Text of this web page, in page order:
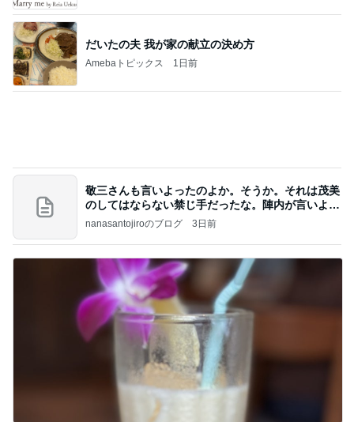
だいたの夫 我が家の献立の決め方
Amebaトピックス 1日前
敬三さんも言いよったのよか。そうか。それは茂美
のしてはならない禁じ手だったな。陣内が言いよる
のよ
nanasantojiroのブログ 3日前